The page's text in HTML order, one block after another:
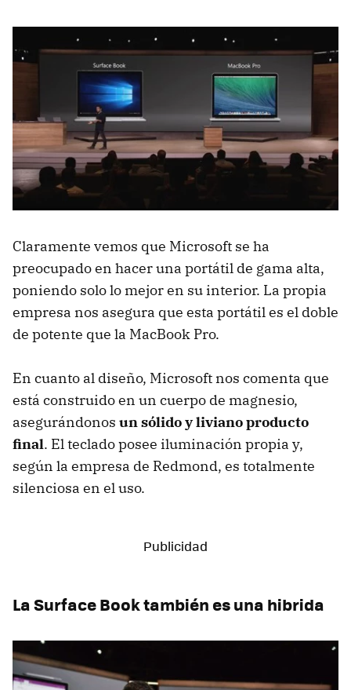
Claramente vemos que Microsoft se ha
preocupado en hacer una portátil de gama alta,
poniendo solo lo mejor en su interior. La propia
empresa nos asegura que esta portátil es el doble
de potente que la MacBook Pro.
En cuanto al diseño, Microsoft nos comenta que
está construido en un cuerpo de magnesio,
asegurándonos un sólido y liviano producto
final. El teclado posee iluminación propia y,
según la empresa de Redmond, es totalmente
silenciosa en el uso.
La Surface Book también es una hibrida